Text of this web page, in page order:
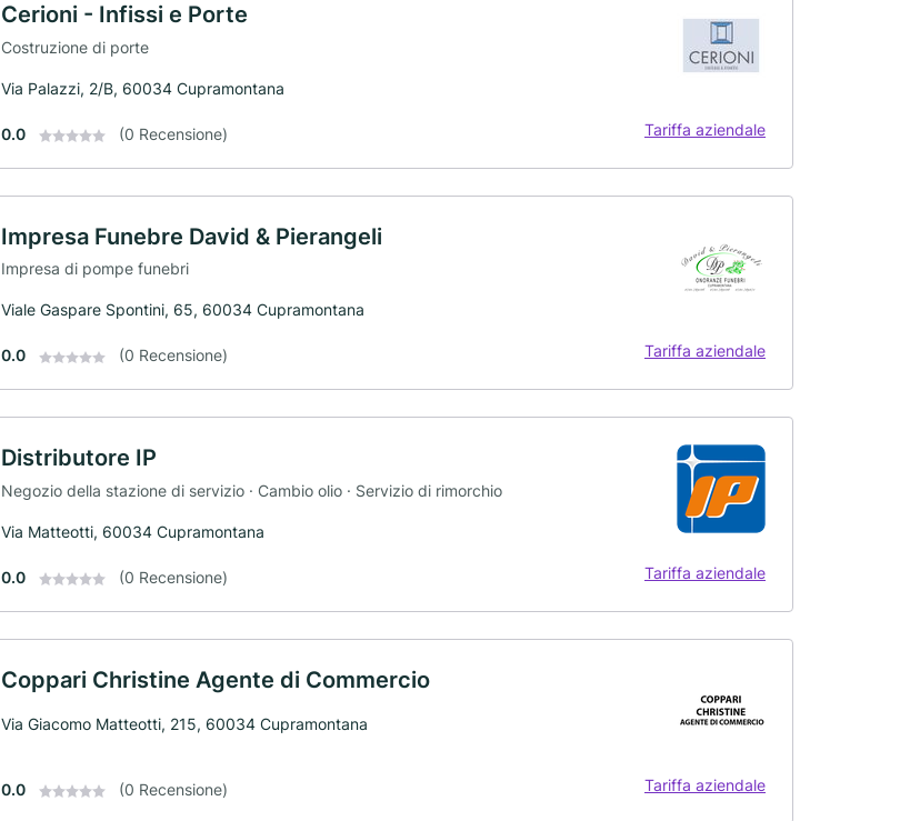
Cerioni - Infissi e Porte
Costruzione di porte
Via Palazzi, 2/B, 60034 Cupramontana
0.0 (0 Recensione) Tariffa aziendale
Impresa Funebre David & Pierangeli
Impresa di pompe funebri
Viale Gaspare Spontini, 65, 60034 Cupramontana
0.0 (0 Recensione) Tariffa aziendale
Distributore IP
Negozio della stazione di servizio · Cambio olio · Servizio di rimorchio
Via Matteotti, 60034 Cupramontana
0.0 (0 Recensione) Tariffa aziendale
Coppari Christine Agente di Commercio
Via Giacomo Matteotti, 215, 60034 Cupramontana
0.0 (0 Recensione) Tariffa aziendale